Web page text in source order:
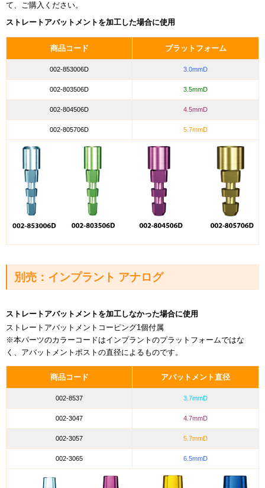
て、ご購入ください。
ストレートアバットメントを加工した場合に使用
商品コード プラットフォーム
002-853006D 3.0mmD
002-803506D 3.5mmD
002-804506D 4.5mmD
002-805706D 5.7mmD
別売：インプラント アナログ
ストレートアバットメントを加工しなかった場合に使用
ストレートアバットメントコーピング1個付属
※本パーツのカラーコードはインプラントのプラットフォームではな
く、アバットメントポストの直径によるものです。
商品コード アバットメント直径
002-8537 3.7mmD
002-3047 4.7mmD
002-3057 5.7mmD
002-3065 6.5mmD